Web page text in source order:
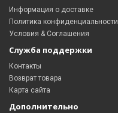
Информация о доставке
Политика конфиденциальности
Условия & Соглашения
Служба поддержки
Контакты
Возврат товара
Карта сайта
Дополнительно